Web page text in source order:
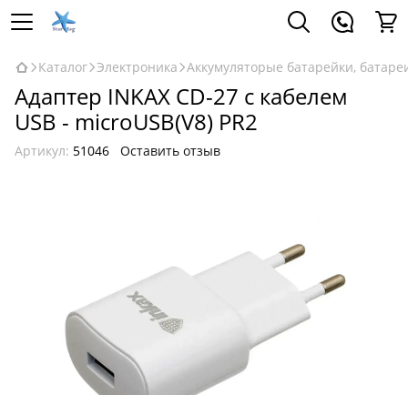
Каталог Электроника Аккумуляторые батарейки,
Адаптер INKAX CD-27 с кабелем
USB - microUSB(V8) PR2
Артикул: 51046 Оставить отзыв